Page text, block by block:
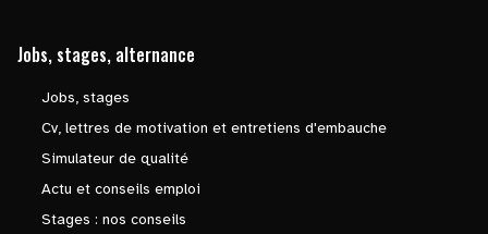
Jobs, stages, alternance
Jobs, stages
Cv, lettres de motivation et entretiens d'embauche
Simulateur de qualité
Actu et conseils emploi
Stages : nos conseils